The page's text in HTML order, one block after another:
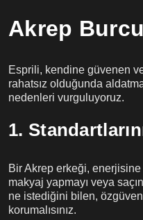
Akrep
Esprili, kendine güvenen
rahatsız olduğunda
nedenleri vurguluyoruz.
1.
Bir Akrep erkeği,
makyaj yapmayı veya
ne istediğini bilen,
korumalısınız.